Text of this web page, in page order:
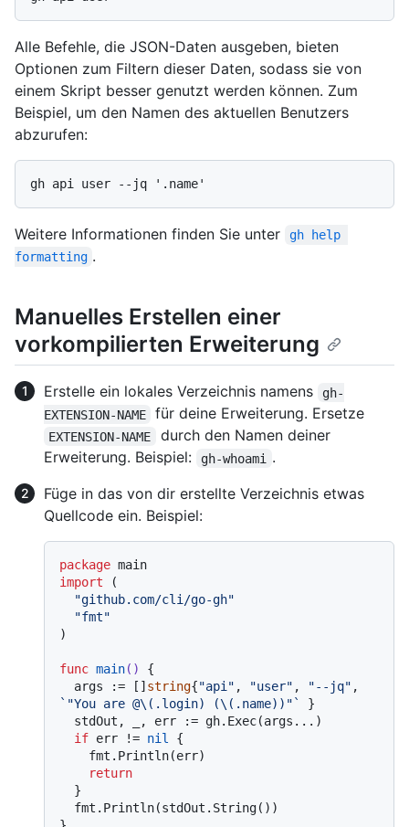
Alle Befehle, die JSON-Daten ausgeben, bieten
Optionen zum Filtern dieser Daten, sodass sie von
einem Skript besser genutzt werden können. Zum
Beispiel, um den Namen des aktuellen Benutzers
abzurufen:
Weitere Informationen finden Sie unter
gh help
formatting .
Manuelles Erstellen einer
vorkompilierten Erweiterung
Erstelle ein lokales Verzeichnis namens
gh-
EXTENSION-NAME
für deine Erweiterung. Ersetze
EXTENSION-NAME
durch den Namen deiner
Erweiterung. Beispiel:
gh-whoami
.
Füge in das von dir erstellte Verzeichnis etwas
Quellcode ein. Beispiel:
package
import (
"github.com/cli/go-gh"
"fmt"
)
func main()
{
  args := []
string{"api" , "user" , "--jq"
`"You are @\(.login) (\(.name))"`
}
if err != nil {
return